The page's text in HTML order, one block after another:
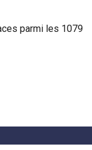
parmi les 1079